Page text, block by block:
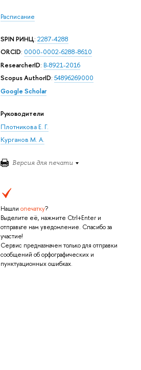
Расписание
SPIN РИНЦ: 2287-4288
ORCID: 0000-0002-6288-8610
ResearcherID: B-8921-2016
Scopus AuthorID: 54896269000
Google Scholar
Руководители
Плотникова Е. Г.
Курганов М. А.
Версия для печати
Нашли опечатку?
Выделите её, нажмите Ctrl+Enter и
отправьте нам уведомление. Спасибо за
участие!
Сервис предназначен только для отправки
сообщений об орфографических и
пунктуационных ошибках.